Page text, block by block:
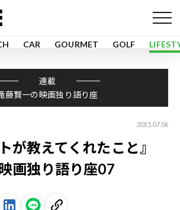
CAR GOURMET GOLF
連載
藤賢一の映画独り語り座
2015.07.06
が教えてくれたこと』
画独り語り座07